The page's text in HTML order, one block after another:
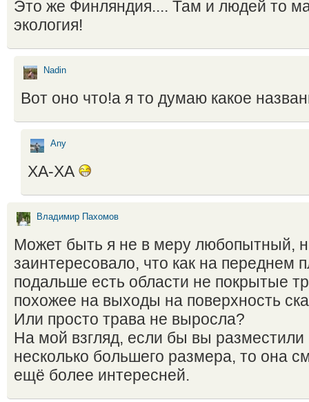
Это же Финляндия.... Там и людей то
экология!
Nadin
Вот оно что!а я то думаю какое
Any
ХА-ХА
Владимир Пахомов
Может быть я не в меру любопытный,
заинтересовало, что как на переднем
подальше есть области не покрытые
похожее на выходы на поверхность
Или просто трава не выросла?
На мой взгляд, если бы вы
несколько большего размера, то она
ещё более интересней.